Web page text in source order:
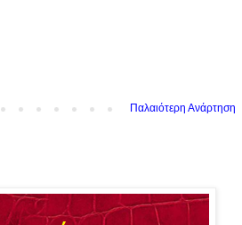
Παλαιότερη Ανάρτηση